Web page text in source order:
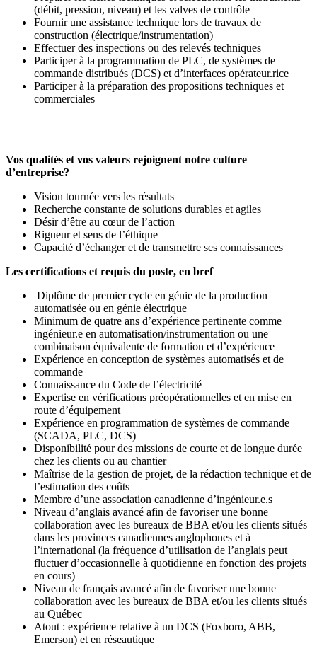
(débit, pression, niveau) et les valves de contrôle
Fournir une assistance technique lors de travaux de
construction (électrique/instrumentation)
Effectuer des inspections ou des relevés techniques
Participer à la programmation de PLC, de systèmes de
commande distribués (DCS) et d’interfaces opérateur.rice
Participer à la préparation des propositions techniques et
commerciales
Vos qualités et vos valeurs rejoignent notre culture
d’entreprise?
Vision tournée vers les résultats
Recherche constante de solutions durables et agiles
Désir d’être au cœur de l’action
Rigueur et sens de l’éthique
Capacité d’échanger et de transmettre ses connaissances
Les certifications et requis du poste, en bref
Diplôme de premier cycle en génie de la production
automatisée ou en génie électrique
Minimum de quatre ans d’expérience pertinente comme
ingénieur.e en automatisation/instrumentation ou une
combinaison équivalente de formation et d’expérience
Expérience en conception de systèmes automatisés et de
commande
Connaissance du Code de l’électricité
Expertise en vérifications préopérationnelles et en mise en
route d’équipement
Expérience en programmation de systèmes de commande
(SCADA, PLC, DCS)
Disponibilité pour des missions de courte et de longue durée
chez les clients ou au chantier
Maîtrise de la gestion de projet, de la rédaction technique et de
l’estimation des coûts
Membre d’une association canadienne d’ingénieur.e.s
Niveau d’anglais avancé afin de favoriser une bonne
collaboration avec les bureaux de BBA et/ou les clients situés
dans les provinces canadiennes anglophones et à
l’international (la fréquence d’utilisation de l’anglais peut
fluctuer d’occasionnelle à quotidienne en fonction des projets
en cours)
Niveau de français avancé afin de favoriser une bonne
collaboration avec les bureaux de BBA et/ou les clients situés
au Québec
Atout : expérience relative à un DCS (Foxboro, ABB,
Emerson) et en réseautique